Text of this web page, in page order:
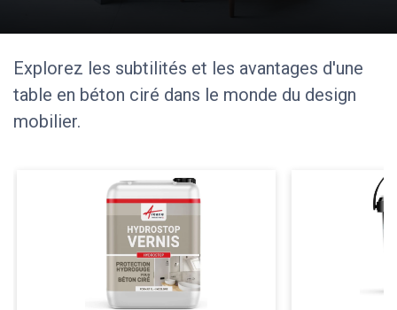
Explorez les subtilités et les avantages d'une
table en béton ciré dans le monde du design
mobilier.